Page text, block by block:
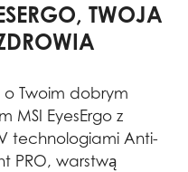
TWOJA
Twoim dobrym
MSI EyesErgo z
technologiami Anti-
PRO, warstwą